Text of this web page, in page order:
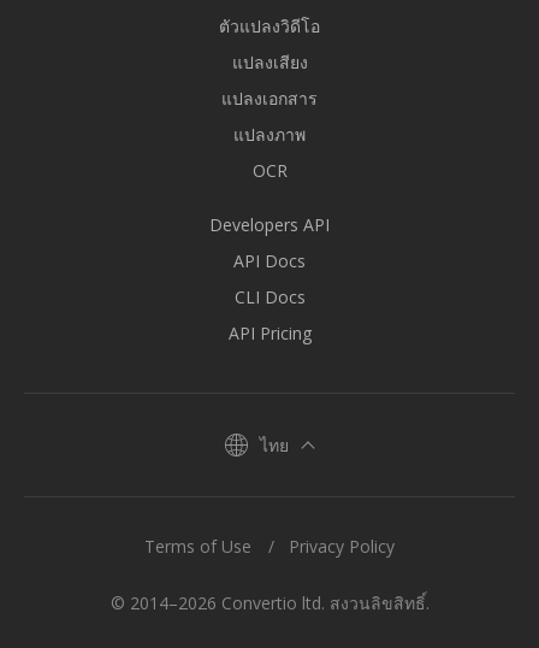
ตัวแปลงวิดีโอ
แปลงเสียง
แปลงเอกสาร
แปลงภาพ
OCR
Developers API
API Docs
CLI Docs
API Pricing
ไทย
© 2014–2026 Convertio ltd. สงวนลิขสิทธิ์.
Terms of Use Privacy Policy